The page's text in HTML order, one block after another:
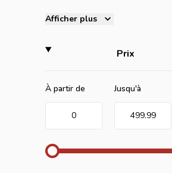
Afficher plus
Prix
À partir de
Minimum value
0
Jusqu'à
Valeur maximale
499.99